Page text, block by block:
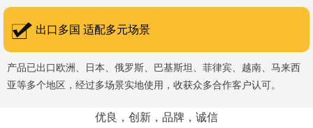
出口多国 适配多元场景
产品已出口欧洲、日本、俄罗斯、巴基斯坦、菲律宾、越南、马来西
亚等多个地区，经过多场景实地使用，收获众多合作客户认可。
优良，创新，品牌，诚信